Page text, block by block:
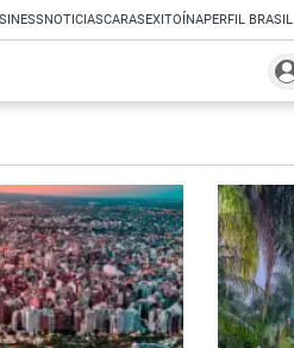
NOTICIASCARASEXITOÍNAPERFIL BRASIL